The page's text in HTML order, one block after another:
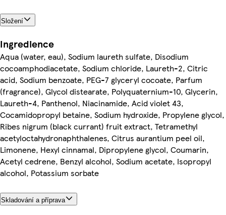
Složení
Ingredience
Aqua (water, eau), Sodium laureth sulfate, Disodium
cocoamphodiacetate, Sodium chloride, Laureth-2, Citric
acid, Sodium benzoate, PEG-7 glyceryl cocoate, Parfum
(fragrance), Glycol distearate, Polyquaternium-10, Glycerin,
Laureth-4, Panthenol, Niacinamide, Acid violet 43,
Cocamidopropyl betaine, Sodium hydroxide, Propylene glycol,
Ribes nigrum (black currant) fruit extract, Tetramethyl
acetyloctahydronaphthalenes, Citrus aurantium peel oil,
Limonene, Hexyl cinnamal, Dipropylene glycol, Coumarin,
Acetyl cedrene, Benzyl alcohol, Sodium acetate, Isopropyl
alcohol, Potassium sorbate
Skladování a příprava